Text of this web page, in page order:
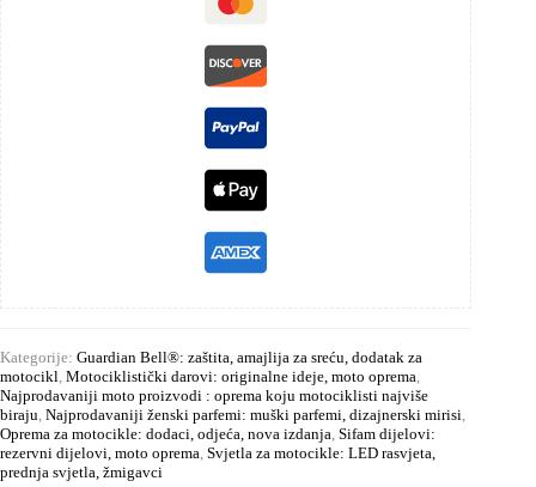
Kategorije: Guardian Bell®: zaštita, amajlija za sreću, dodatak za
motocikl, Motociklistički darovi: originalne ideje, moto oprema,
Najprodavaniji moto proizvodi : oprema koju motociklisti najviše
biraju, Najprodavaniji ženski parfemi: muški parfemi, dizajnerski mirisi,
Oprema za motocikle: dodaci, odjeća, nova izdanja, Sifam dijelovi:
rezervni dijelovi, moto oprema, Svjetla za motocikle: LED rasvjeta,
prednja svjetla, žmigavci